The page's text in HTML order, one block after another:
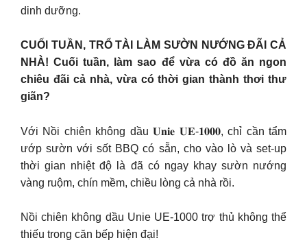
dinh dưỡng.
CUỐI TUẦN, TRỔ TÀI LÀM SƯỜN NƯỚNG ĐÃI CẢ
NHÀ! Cuối tuần, làm sao để vừa có đồ ăn ngon
chiêu đãi cả nhà, vừa có thời gian thành thơi thư
giãn?
Với Nồi chiên không dầu 𝐔𝐧𝐢𝐞 𝐔𝐄-𝟏𝟎𝟎𝟎, chỉ cần tẩm
ướp sườn với sốt BBQ có sẵn, cho vào lò và set-up
thời gian nhiệt độ là đã có ngay khay sườn nướng
vàng ruộm, chín mềm, chiều lòng cả nhà rồi.
Nồi chiên không dầu Unie UE-1000 trợ thủ không thể
thiếu trong căn bếp hiện đại!